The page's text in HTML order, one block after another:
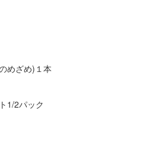
めざめ)１本
1/2パック